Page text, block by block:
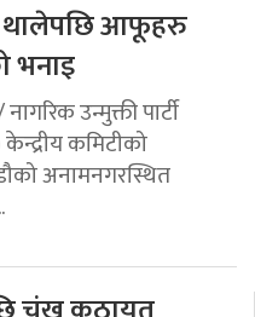
थालेपछि आफूहरु
भनाइ
उन्मुक्ती पार्टी
कमिटीको
अनामनगरस्थित